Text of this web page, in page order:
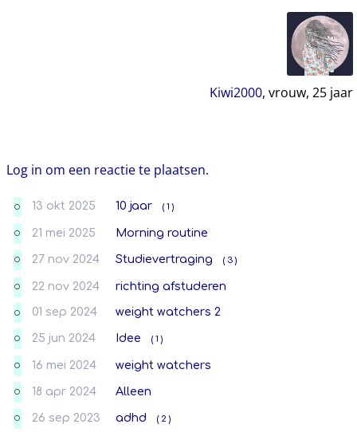
Kiwi2000, vrouw, 25jaar
Log in om een reactie te plaatsen.
O 13 okt 2025 10 jaar ( 1 )
O 21 mei 2025 Morning routine
O 27 nov 2024 Studievertraging ( 3 )
O 22 nov 2024 richting afstuderen
O 01 sep 2024 weight watchers 2
O 25 jun 2024 Idee ( 1 )
O 16 mei 2024 weight watchers
O 18 apr 2024 Alleen
O 26 sep 2023 adhd ( 2 )